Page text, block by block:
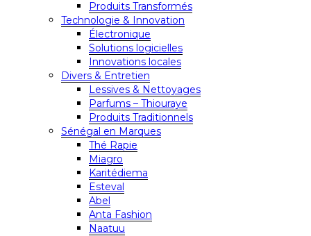
Produits Transformés
Technologie & Innovation
Électronique
Solutions logicielles
Innovations locales
Divers & Entretien
Lessives & Nettoyages
Parfums – Thiouraye
Produits Traditionnels
Sénégal en Marques
Thé Rapie
Miagro
Karitédiema
Esteval
Abel
Anta Fashion
Naatuu